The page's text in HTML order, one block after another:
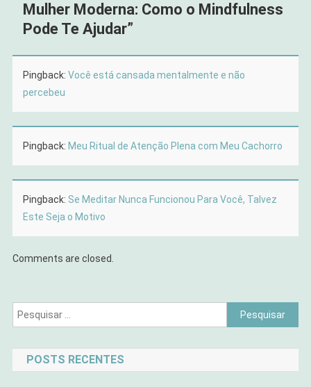
Mulher Moderna: Como o Mindfulness
Pode Te Ajudar”
Pingback: Você está cansada mentalmente e não
percebeu
Pingback: Meu Ritual de Atenção Plena com Meu Cachorro
Pingback: Se Meditar Nunca Funcionou Para Você, Talvez
Este Seja o Motivo
Comments are closed.
Pesquisar
por:
POSTS RECENTES